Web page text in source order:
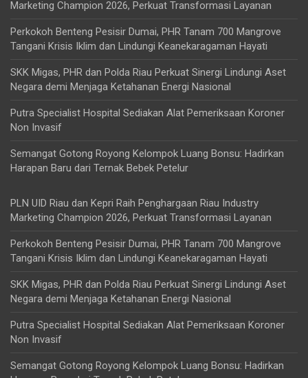
Marketing Champion 2026, Perkuat Transformasi Layanan
Perkokoh Benteng Pesisir Dumai, PHR Tanam 700 Mangrove
Tangani Krisis Iklim dan Lindungi Keanekaragaman Hayati
SKK Migas, PHR dan Polda Riau Perkuat Sinergi Lindungi Aset
Negara demi Menjaga Ketahanan Energi Nasional
Putra Specialist Hospital Sediakan Alat Pemeriksaan Koroner
Non Invasif
Semangat Gotong Royong Kelompok Luang Bonsu: Hadirkan
Harapan Baru dari Ternak Bebek Petelur
PLN UID Riau dan Kepri Raih Penghargaan Riau Industry
Marketing Champion 2026, Perkuat Transformasi Layanan
Perkokoh Benteng Pesisir Dumai, PHR Tanam 700 Mangrove
Tangani Krisis Iklim dan Lindungi Keanekaragaman Hayati
SKK Migas, PHR dan Polda Riau Perkuat Sinergi Lindungi Aset
Negara demi Menjaga Ketahanan Energi Nasional
Putra Specialist Hospital Sediakan Alat Pemeriksaan Koroner
Non Invasif
Semangat Gotong Royong Kelompok Luang Bonsu: Hadirkan